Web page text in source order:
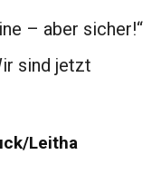
– aber sicher!“
sind jetzt
Leitha